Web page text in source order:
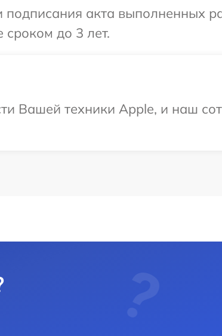
подписания акта выполненных
сроком до 3 лет.
Вашей техники Apple, и наш